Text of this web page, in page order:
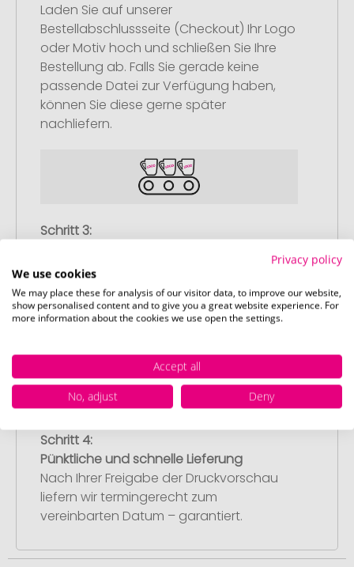
Laden Sie auf unserer
Bestellabschlussseite (Checkout) Ihr Logo
oder Motiv hoch und schließen Sie Ihre
Bestellung ab. Falls Sie gerade keine
passende Datei zur Verfügung haben,
können Sie diese gerne später
nachliefern.
Schritt 3:
Sie erhalten von uns eine kostenlose
Druckvorschau mit Ihrem Design. Sobald
Sie diese freigeben, starten wir
Schritt 4:
Pünktliche und schnelle Lieferung
Nach Ihrer Freigabe der Druckvorschau
liefern wir termingerecht zum
vereinbarten Datum – garantiert.
Privacy policy
We use cookies
We may place these for analysis of our visitor data, to improve our website,
show personalised content and to give you a great website experience. For
more information about the cookies we use open the settings.
Accept all
No, adjust
Deny